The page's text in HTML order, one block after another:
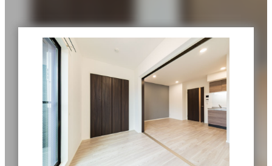
実績紹介
お客様の声
お役立ちガイド